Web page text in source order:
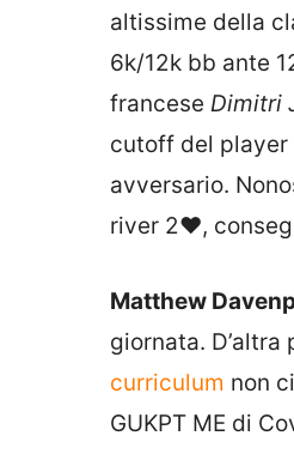
altissime della
6k/12k bb ante
francese Dimitri
cutoff del player
avversario.
river 2♥,
Matthew
giornata.
curriculum non
GUKPT ME di